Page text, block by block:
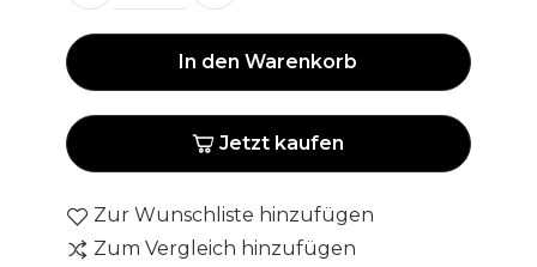
In den Warenkorb
Jetzt kaufen
Zur Wunschliste hinzufügen
Zum Vergleich hinzufügen